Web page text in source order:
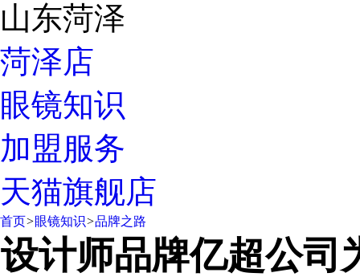
山东菏泽
菏泽店
眼镜知识
加盟服务
天猫旗舰店
首页>眼镜知识>品牌之路
设计师品牌亿超公